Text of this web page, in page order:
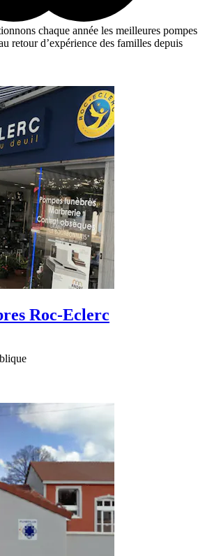
chaque année les meilleures pompes
retour d’expérience des familles depuis
Roc-Eclerc